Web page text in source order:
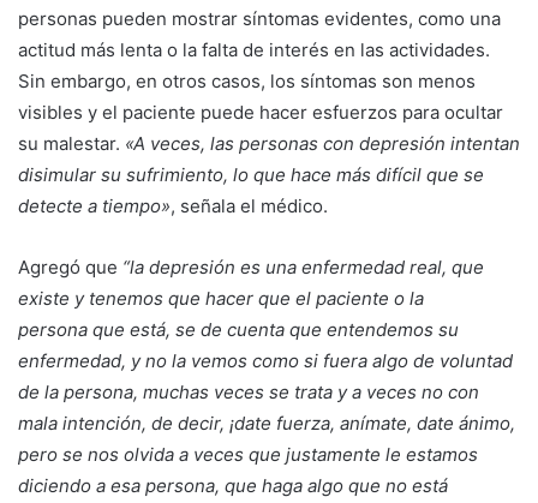
personas pueden mostrar síntomas evidentes, como una
actitud más lenta o la falta de interés en las actividades.
Sin embargo, en otros casos, los síntomas son menos
visibles y el paciente puede hacer esfuerzos para ocultar
su malestar. «A veces, las personas con depresión intentan
disimular su sufrimiento, lo que hace más difícil que se
detecte a tiempo», señala el médico.
Agregó que “la depresión es una enfermedad real, que
existe y tenemos que hacer que el paciente o la
persona que está, se de cuenta que entendemos su
enfermedad, y no la vemos como si fuera algo de voluntad
de la persona, muchas veces se trata y a veces no con
mala intención, de decir, ¡date fuerza, anímate, date ánimo,
pero se nos olvida a veces que justamente le estamos
diciendo a esa persona, que haga algo que no está